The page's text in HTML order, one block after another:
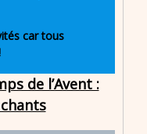
car tous
de l’Avent :